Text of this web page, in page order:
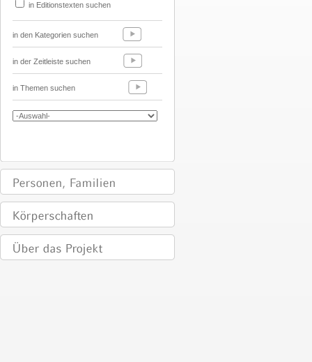
in Editionstexten suchen
in den Kategorien suchen
in der Zeitleiste suchen
in Themen suchen